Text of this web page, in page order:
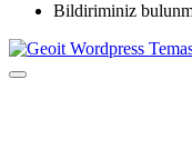
Bildiriminiz